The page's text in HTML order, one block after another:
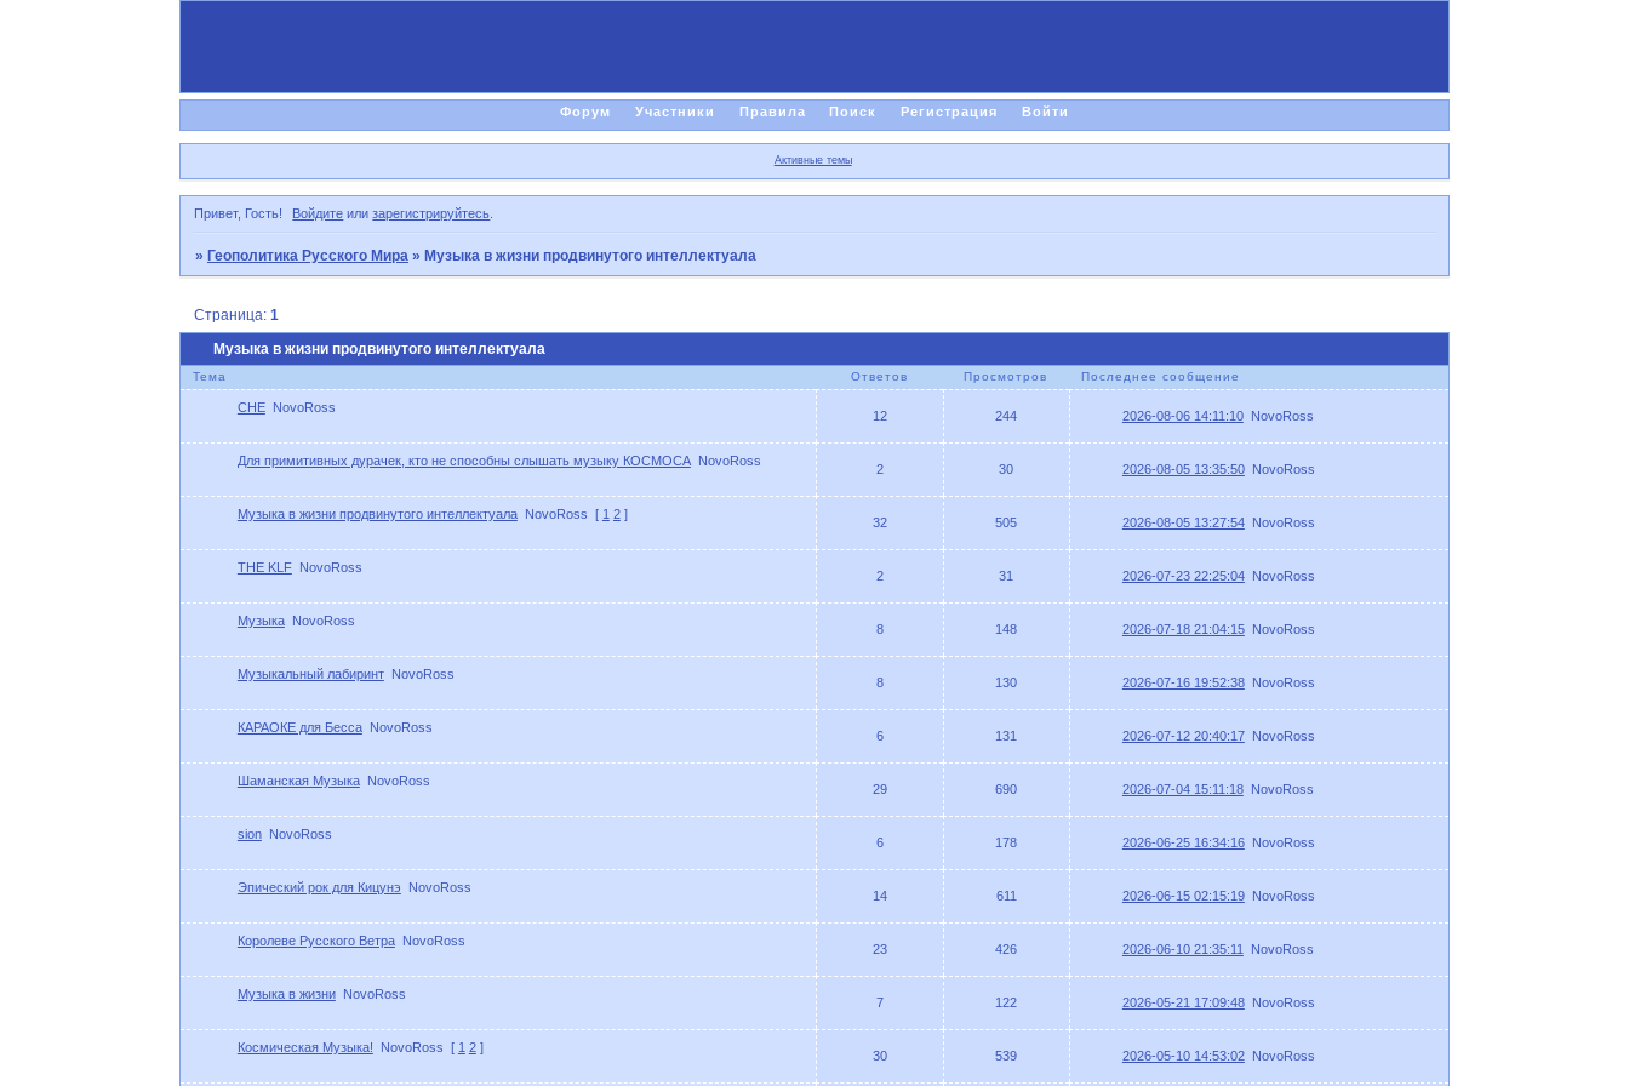
Форум Участники Правила Поиск Регистрация Войти
Активные темы
Привет, Гость! Войдите илизарегистрируйтесь.
» Геополитика Русского Мира » Музыка в жизни продвинутого интеллектуала
Музыка в жизни продвинутого интеллектуала
Страница: 1
Тема Ответов Просмотров Последнее сообщение
CHE NovoRoss
12 244 2026-08-06 14:11:10 NovoRoss
Для примитивных дурачек, кто не способны слышать музыку КОСМОСА NovoRoss
2 30 2026-08-05 13:35:50 NovoRoss
Музыка в жизни продвинутого интеллектуала NovoRoss [ 1 2 ]
32 505 2026-08-05 13:27:54 NovoRoss
THE KLF NovoRoss
2 31 2026-07-23 22:25:04 NovoRoss
Музыка NovoRoss
8 148 2026-07-18 21:04:15 NovoRoss
Музыкальный лабиринт NovoRoss
8 130 2026-07-16 19:52:38 NovoRoss
КАРАОКЕ для Бесса NovoRoss
6 131 2026-07-12 20:40:17 NovoRoss
Шаманская Музыка NovoRoss
29 690 2026-07-04 15:11:18 NovoRoss
sion NovoRoss
6 178 2026-06-25 16:34:16 NovoRoss
Эпический рок для Кицунэ NovoRoss
14 611 2026-06-15 02:15:19 NovoRoss
Королеве Русского Ветра NovoRoss
23 426 2026-06-10 21:35:11 NovoRoss
Музыка в жизни NovoRoss
7 122 2026-05-21 17:09:48 NovoRoss
Космическая Музыка! NovoRoss [ 1 2 ]
30 539 2026-05-10 14:53:02 NovoRoss